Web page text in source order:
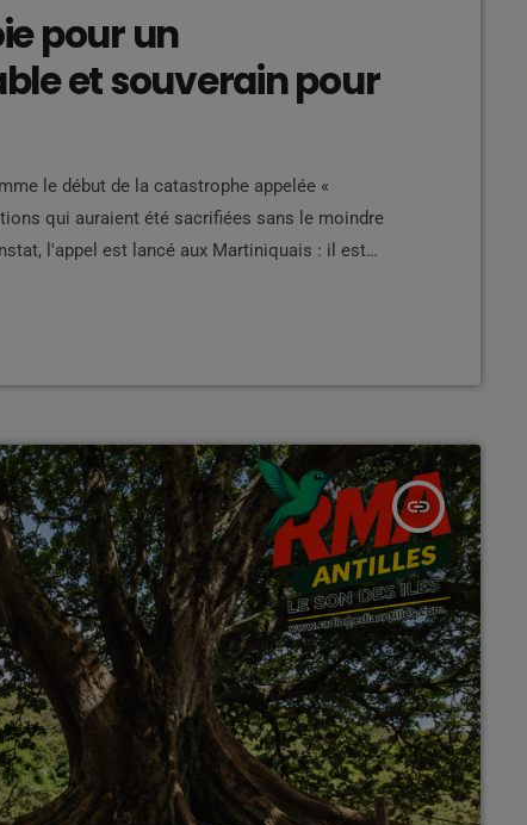
pour un
et souverain pour
le début de la catastrophe appelée «
qui auraient été sacrifiées sans le moindre
l'appel est lancé aux Martiniquais : il est
aucun changement profond ne peut survenir
insert_link